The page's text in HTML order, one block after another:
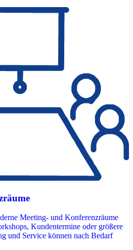
Meeting- und Konferenzräume
Kundentermine oder größere
und Service können nach Bedarf